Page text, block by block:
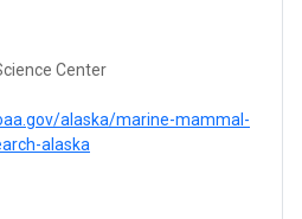
Center
alaska/marine-mammal-
alaska